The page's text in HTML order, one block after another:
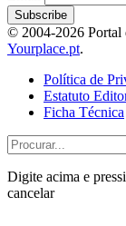
© 2004-2026 Portal
Yourplace.pt.
Política de
Estatuto
Ficha Técnica
Digite acima e
cancelar